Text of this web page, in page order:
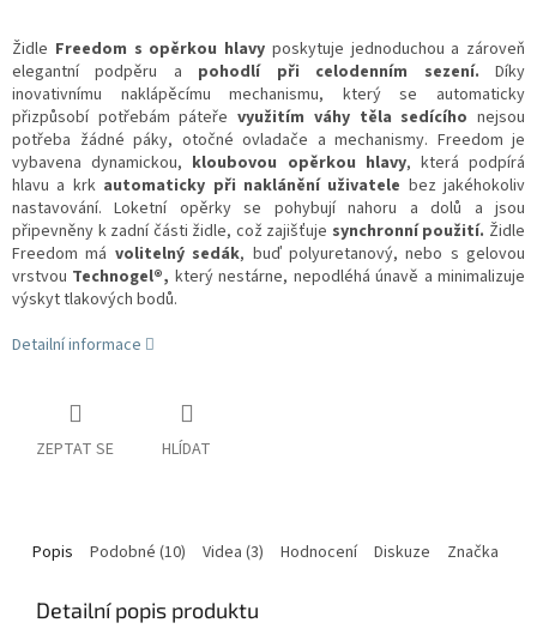
Židle Freedom s opěrkou hlavy poskytuje jednoduchou a zároveň
elegantní podpěru a pohodlí při celodenním sezení. Díky
inovativnímu naklápěcímu mechanismu, který se automaticky
přizpůsobí potřebám páteřevyužitím váhy těla sedícího nejsou
potřeba žádné páky, otočné ovladače a mechanismy. Freedom je
vybavena dynamickou, kloubovou opěrkou hlavy, která podpírá
hlavu a krkautomaticky při naklánění uživatele bez jakéhokoliv
nastavování. Loketní opěrky se pohybují nahoru a dolů a jsou
připevněny k zadní části židle, což zajišťuje synchronní použití. Židle
Freedom má volitelný sedák, buď polyuretanový, nebo s gelovou
vrstvou Technogel®, který nestárne, nepodléhá únavě a minimalizuje
výskyt tlakových bodů.
Detailní informace
ZEPTAT SE HLÍDAT
Popis Podobné (10) Videa (3) Hodnocení Diskuze Značka
Detailní popis produktu